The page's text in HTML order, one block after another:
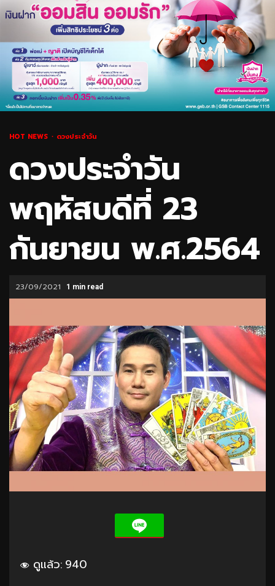
HOT NEWS ดวงประจำวัน
ดวงประจำวัน
พฤหัสบดีที่ 23
กันยายน พ.ศ.2564
23/09/2021 1 min read
ดูแล้ว: 940